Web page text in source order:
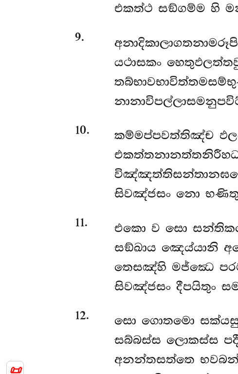
📜
එකත්ථ සඞ්ගම්ම හි
9.
යථාසකං
10.
කම්මප්පවත්තිඤ්ච
සිවඤ්ජසං නො
11.
එකො ව සො
සඞ්ඛාය ඤෙය්යානි
තෙසඤ්හි මජ්ඣෙ
සිවඤ්ජසං දීපයිතුං
12.
සො ගොතමො
සබ්බස්ස ලොකස්ස
අනන්තසත්තෙ